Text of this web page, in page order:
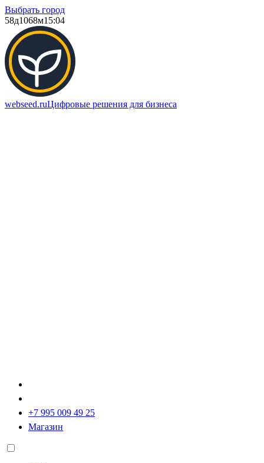
Выбрать город
58д1068м15:04
webseed.ruЦифровые решения для бизнеса
+7 995 009 49 25
Магазин